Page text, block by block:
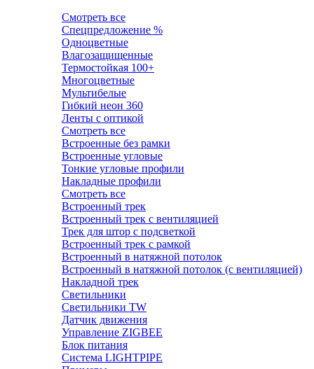
Смотреть все
Спецпредложение %
Одноцветные
Влагозащищенные
Термостойкая 100+
Многоцветные
Мультибелые
Гибкий неон 360
Ленты c оптикой
Смотреть все
Встроенные без рамки
Встроенные угловые
Тонкие угловые профили
Накладные профили
Смотреть все
Встроенный трек
Встроенный трек с вентиляцией
Трек для штор с подсветкой
Встроенный трек с рамкой
Встроенный в натяжной потолок
Встроенный в натяжной потолок (с вентиляцией)
Накладной трек
Светильники
Светильники TW
Датчик движения
Управление ZIGBEE
Блок питания
Система LIGHTPIPE